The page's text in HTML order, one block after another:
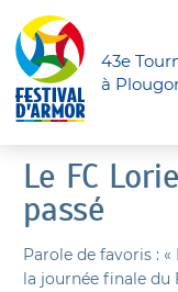
43e
à
Le FC
passé
Parole de favoris :
la journée finale du